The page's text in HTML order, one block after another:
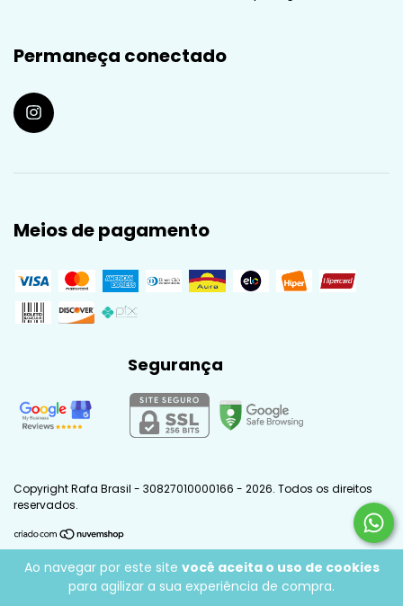
Ao navegar por este site você aceita o uso de cookies
para agilizar a sua experiência de compra.
Permaneça conectado
Meios de pagamento
Segurança
Copyright Rafa Brasil - 30827010000166 - 2026. Todos os direitos
reservados.